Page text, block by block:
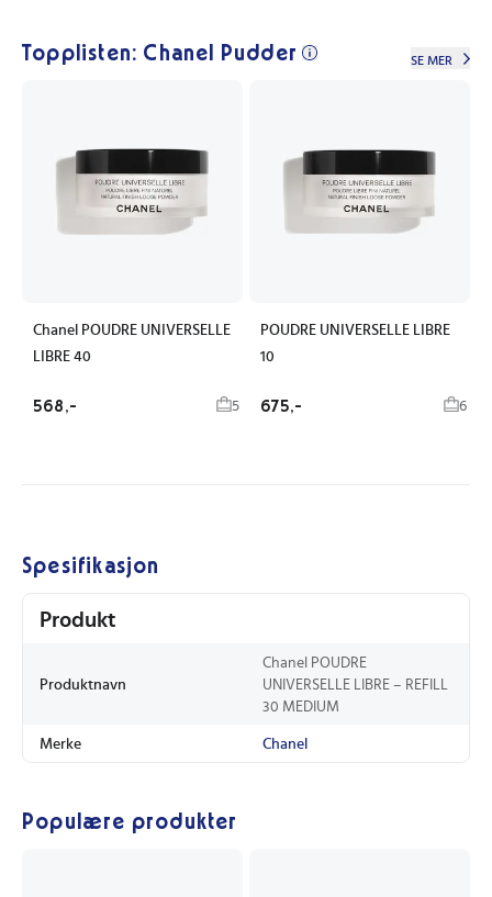
Topplisten: Chanel Pudder SE MER
Chanel POUDRE UNIVERSELLE
LIBRE 40
568,- 5
POUDRE UNIVERSELLE LIBRE
10
675,- 6
Spesifikasjon
Produkt
Produktnavn
Chanel POUDRE
UNIVERSELLE LIBRE – REFILL
30 MEDIUM
Merke Chanel
Populære produkter